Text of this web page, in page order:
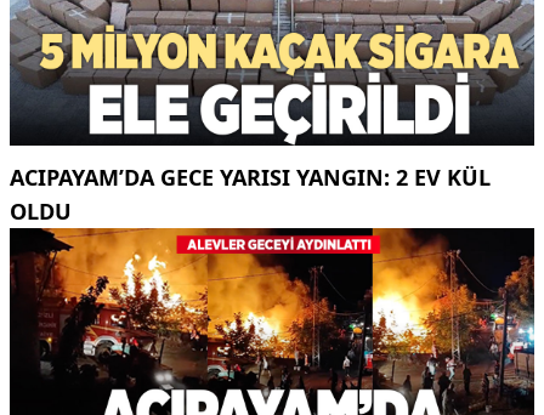
ACIPAYAM’DA GECE YARISI YANGIN: 2 EV KÜL
OLDU